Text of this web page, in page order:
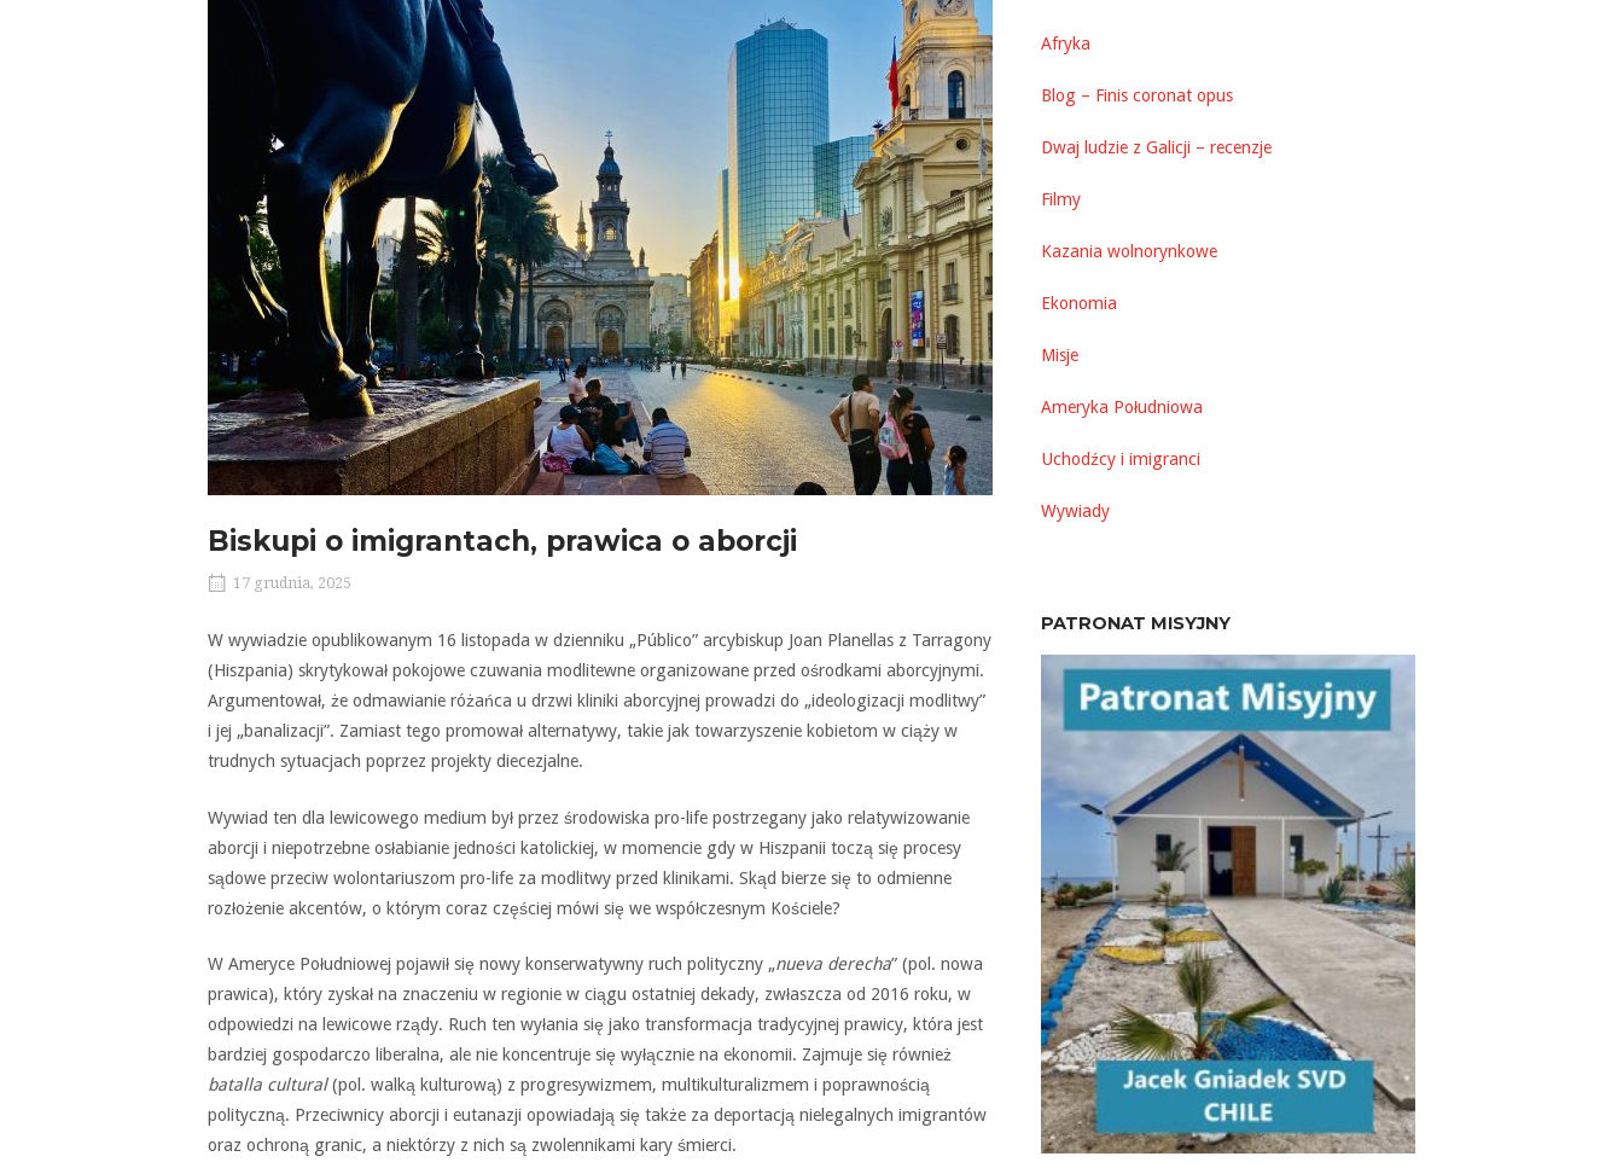
Biskupi o imigrantach, prawica o aborcji
17 grudnia, 2025
W wywiadzie opublikowanym 16 listopada w dzienniku „Público” arcybiskup Joan Planellas z Tarragony
(Hiszpania) skrytykował pokojowe czuwania modlitewne organizowane przed ośrodkami aborcyjnymi.
Argumentował, że odmawianie różańca u drzwi kliniki aborcyjnej prowadzi do „ideologizacji modlitwy”
i jej „banalizacji”. Zamiast tego promował alternatywy, takie jak towarzyszenie kobietom w ciąży w
trudnych sytuacjach poprzez projekty diecezjalne.
Wywiad ten dla lewicowego medium był przez środowiska pro-life postrzegany jako relatywizowanie
aborcji i niepotrzebne osłabianie jedności katolickiej, w momencie gdy w Hiszpanii toczą się procesy
sądowe przeciw wolontariuszom pro-life za modlitwy przed klinikami. Skąd bierze się to odmienne
rozłożenie akcentów, o którym coraz częściej mówi się we współczesnym Kościele?
W Ameryce Południowej pojawił się nowy konserwatywny ruch polityczny „nueva derecha” (pol. nowa
prawica), który zyskał na znaczeniu w regionie w ciągu ostatniej dekady, zwłaszcza od 2016 roku, w
odpowiedzi na lewicowe rządy. Ruch ten wyłania się jako transformacja tradycyjnej prawicy, która jest
bardziej gospodarczo liberalna, ale nie koncentruje się wyłącznie na ekonomii. Zajmuje się również
batalla cultural(pol. walką kulturową) z progresywizmem, multikulturalizmem i poprawnością
polityczną. Przeciwnicy aborcji i eutanazji opowiadają się także za deportacją nielegalnych imigrantów
oraz ochroną granic, a niektórzy z nich są zwolennikami kary śmierci.
Afryka
Blog – Finis coronat opus
Dwaj ludzie z Galicji – recenzje
Filmy
Kazania wolnorynkowe
Ekonomia
Misje
Ameryka Południowa
Uchodźcy i imigranci
Wywiady
PATRONAT MISYJNY